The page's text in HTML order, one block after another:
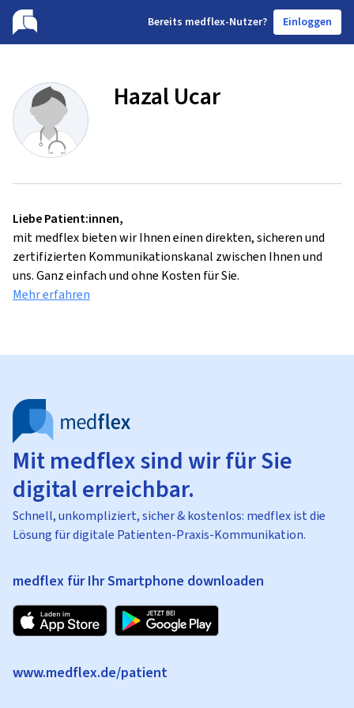
Bereits medflex-Nutzer? Einloggen
Hazal Ucar
Liebe Patient:innen,
mit medflex bieten wir Ihnen einen direkten, sicheren und
zertifizierten Kommunikationskanal zwischen Ihnen und
uns. Ganz einfach und ohne Kosten für Sie.
Mehr erfahren
Mit medflex sind wir für Sie
digital erreichbar.
Schnell, unkompliziert, sicher & kostenlos: medflex ist die
Lösung für digitale Patienten-Praxis-Kommunikation.
medflex für Ihr Smartphone downloaden
www.medflex.de/patient